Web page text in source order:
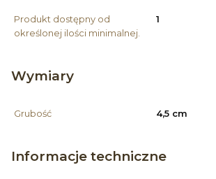
Produkt dostępny od
określonej ilości minimalnej.
1
Wymiary
Grubość 4,5 cm
Informacje techniczne